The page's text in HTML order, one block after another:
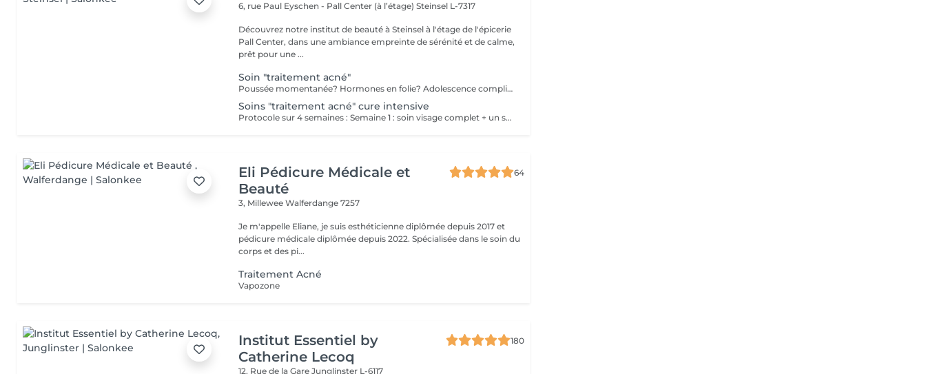
6, rue Paul Eyschen - Pall Center (à l’étage)Steinsel L-7317
Découvrez notre institut de beauté à Steinsel à l'étage de l'épicerie
Pall Center, dans une ambiance empreinte de sérénité et de calme,
prêt pour une ...
Soin "traitement acné"
Poussée momentanée? Hormones en folie? Adolescence compliquée? Ce soin est pour vous. Le soin visage complet comprend un nettoyage en profondeur de la peau avec vapeur et extraction des comédons, un léger massage suivi de 20' de traitement. LED et un masque apaisant ou purifiant. Le soin flash est conseillé en entretien suite à un soin complet, entre 2 soins par exemple ou si acné plus tenace. Il comprend un nettoyage du visage, un léger massage et le traitement LED 20'. Pourquoi la LED? La puissance de la lumière LED bleue agit rapidement et efficacement pour éliminer l'acné, les imperfections et l'inflammation existantes, sans dessécher la peau. Elle régule également la production de sébum pour prévenir de futures éruptions cutanées, laissant votre peau claire, saine et lisse.
Soins "traitement acné" cure intensive
Protocole sur 4 semaines : Semaine 1 : soin visage complet + un soin flash (espacé de 2 jours minimum) Semaine 2 / 3 et 4 : 2 soins flash (espacé de 2 jours minimum) Descriptif complet : voir "Soin traitement acné"
Eli Pédicure Médicale et
Beauté
64
3, MilleweeWalferdange 7257
Je m'appelle Eliane, je suis esthéticienne diplômée depuis 2017 et
pédicure médicale diplômée depuis 2022. Spécialisée dans le soin du
corps et des pi...
Traitement Acné
Vapozone
Institut Essentiel by
Catherine Lecoq
180
12, Rue de la GareJunglinster L-6117